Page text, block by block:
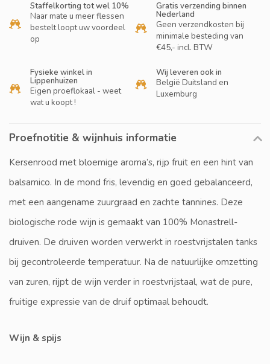
Staffelkorting tot wel 10%
Naar mate u meer flessen
bestelt loopt uw voordeel
op
Gratis verzending binnen
Nederland
Geen verzendkosten bij
minimale besteding van
€45,- incl. BTW
Fysieke winkel in
Lippenhuizen
Eigen proeflokaal - weet
wat u koopt !
Wij leveren ook in
België Duitsland en
Luxemburg
Proefnotitie & wijnhuis informatie
Kersenrood met bloemige aroma’s, rijp fruit en een hint van
balsamico. In de mond fris, levendig en goed gebalanceerd,
met een aangename zuurgraad en zachte tannines. Deze
biologische rode wijn is gemaakt van 100% Monastrell-
druiven. De druiven worden verwerkt in roestvrijstalen tanks
bij gecontroleerde temperatuur. Na de natuurlijke omzetting
van zuren, rijpt de wijn verder in roestvrijstaal, wat de pure,
fruitige expressie van de druif optimaal behoudt.
Wijn & spijs